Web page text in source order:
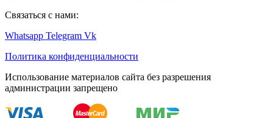
Связаться с нами:
Whatsapp Telegram Vk
Политика конфиденциальности
Использование материалов сайта без разрешения
администрации запрещено